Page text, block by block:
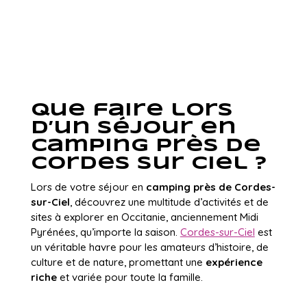
Que faire lors
d’un séjour en
camping près de
Cordes sur Ciel ?
Lors de votre séjour en camping près de Cordes-
sur-Ciel , découvrez une multitude d’activités et de
sites à explorer en Occitanie, anciennement Midi
Pyrénées, qu’importe la saison. Cordes-sur-Ciel est
un véritable havre pour les amateurs d’histoire, de
culture et de nature, promettant une expérience
riche et variée pour toute la famille.